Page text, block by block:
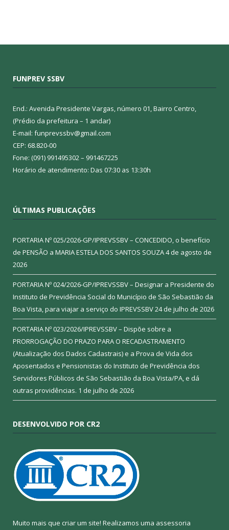
FUNPREV SSBV
End.: Avenida Presidente Vargas, número 01, Bairro Centro,
(Prédio da prefeitura – 1 andar)
E-mail: funprevssbv@gmail.com
CEP: 68.820-00
Fone: (091) 991495302 – 991467225
Horário de atendimento: Das 07:30 as 13:30h
ÚLTIMAS PUBLICAÇÕES
PORTARIA Nº 025/2026-GP/IPREVSSBV – CONCEDIDO, o benefício
de PENSÃO a MARIA ESTELA DOS SANTOS SOUZA4 de agosto de
2026
PORTARIA Nº 024/2026-GP/IPREVSSBV – Designar a Presidente do
Instituto de Previdência Social do Município de São Sebastião da
Boa Vista, para viajar a serviço do IPREVSSBV24 de julho de 2026
PORTARIA Nº 023/2026/IPREVSSBV – Dispõe sobre a
PRORROGAÇÃO DO PRAZO PARA O RECADASTRAMENTO
(Atualização dos Dados Cadastrais) e a Prova de Vida dos
Aposentados e Pensionistas do Instituto de Previdência dos
Servidores Públicos de São Sebastião da Boa Vista/PA, e dá
outras providências. 1 de julho de 2026
DESENVOLVIDO POR CR2
Muito mais que criar um site! Realizamos uma assessoria